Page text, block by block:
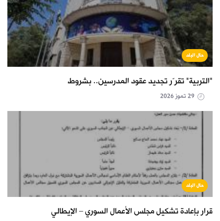
حال البلد
"التربية" تقرّر تجديد عقود المدرسين.. بشروط
حال البلد
قرار بإعادة تشكيل مجلس الأعمال السوري – الإيطالي